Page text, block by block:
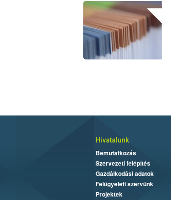
Hivatalunk
Bemutatkozás
Szervezeti felépítés
Gazdálkodási adatok
Felügyeleti szervünk
Projektek